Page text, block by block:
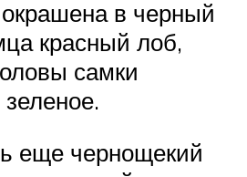
в черный
красный лоб,
самки
еще чернощекий